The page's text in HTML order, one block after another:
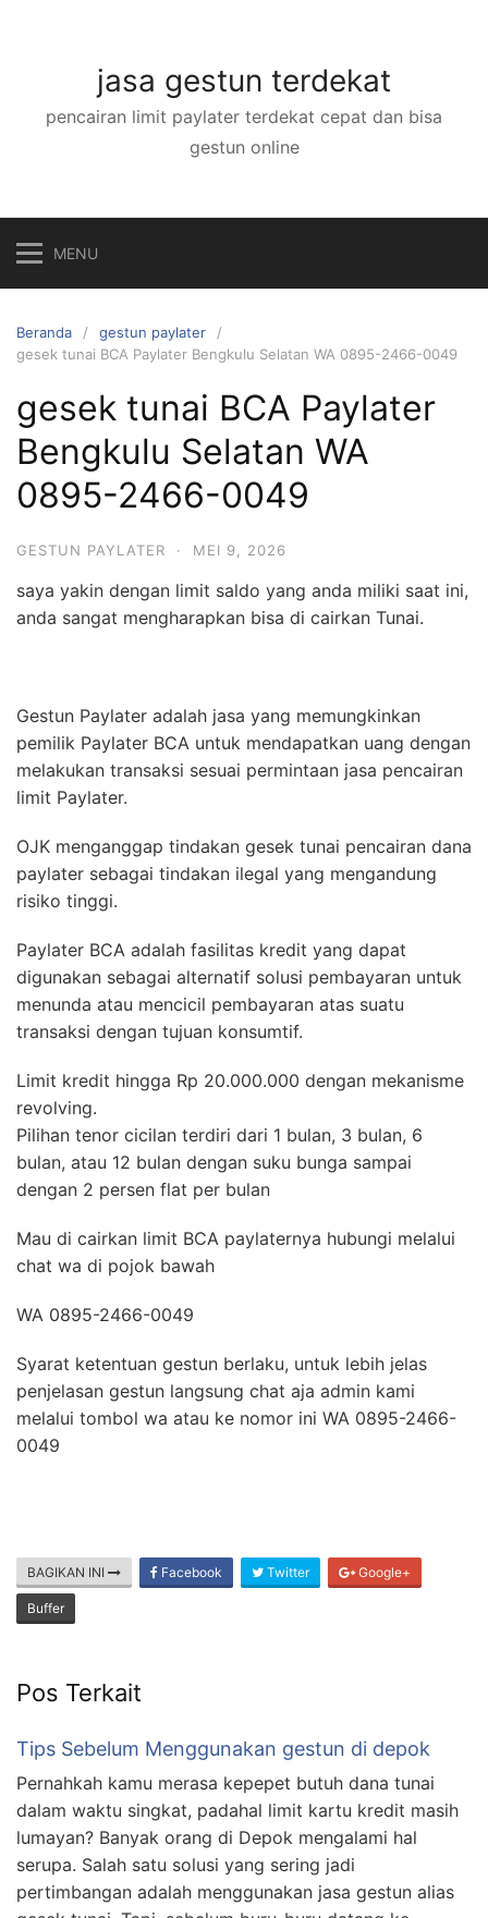
jasa gestun terdekat
pencairan limit paylater terdekat cepat dan bisa
gestun online
MENU
Beranda
gestun paylater
gesek tunai BCA Paylater Bengkulu Selatan WA 0895-2466-0049
gesek tunai BCA Paylater
Bengkulu Selatan WA
0895-2466-0049
GESTUN PAYLATER · MEI 9, 2026
saya yakin dengan limit saldo yang anda miliki saat ini,
anda sangat mengharapkan bisa di cairkan Tunai.
Gestun Paylater adalah jasa yang memungkinkan
pemilik Paylater BCA untuk mendapatkan uang dengan
melakukan transaksi sesuai permintaan jasa pencairan
limit Paylater.
OJK menganggap tindakan gesek tunai pencairan dana
paylater sebagai tindakan ilegal yang mengandung
risiko tinggi.
Paylater BCA adalah fasilitas kredit yang dapat
digunakan sebagai alternatif solusi pembayaran untuk
menunda atau mencicil pembayaran atas suatu
transaksi dengan tujuan konsumtif.
Limit kredit hingga Rp 20.000.000 dengan mekanisme
revolving.
Pilihan tenor cicilan terdiri dari 1 bulan, 3 bulan, 6
bulan, atau 12 bulan dengan suku bunga sampai
dengan 2 persen flat per bulan
Mau di cairkan limit BCA paylaternya hubungi melalui
chat wa di pojok bawah
WA 0895-2466-0049
Syarat ketentuan gestun berlaku, untuk lebih jelas
penjelasan gestun langsung chat aja admin kami
melalui tombol wa atau ke nomor ini WA 0895-2466-
0049
BAGIKAN INI Facebook Twitter Google+
Buffer
Pos Terkait
Tips Sebelum Menggunakan gestun di depok
Pernahkah kamu merasa kepepet butuh dana tunai
dalam waktu singkat, padahal limit kartu kredit masih
lumayan? Banyak orang di Depok mengalami hal
serupa. Salah satu solusi yang sering jadi
pertimbangan adalah menggunakan jasa gestun alias